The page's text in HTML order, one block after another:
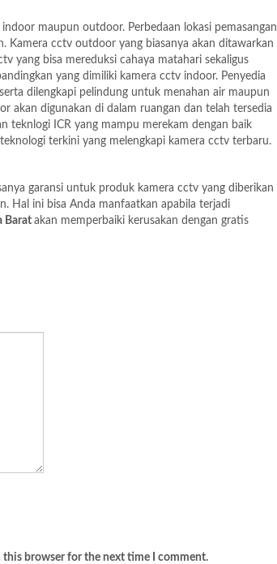
indoor maupun outdoor. Perbedaan lokasi pemasangan
Kamera cctv outdoor yang biasanya akan ditawarkan
yang bisa mereduksi cahaya matahari sekaligus
yang dimiliki kamera cctv indoor. Penyedia
dilengkapi pelindung untuk menahan air maupun
akan digunakan di dalam ruangan dan telah tersedia
teknlogi ICR yang mampu merekam dengan baik
terkini yang melengkapi kamera cctv terbaru.
garansi untuk produk kamera cctv yang diberikan
Hal ini bisa Anda manfaatkan apabila terjadi
Barat akan memperbaiki kerusakan dengan gratis
this browser for the next time I comment.